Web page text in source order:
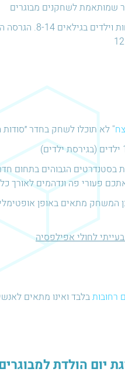
שמותאמת לשחקנים מבוגרים
" - גרסה מיוחדת שמותאמת
" לא תוכלו לשחק בחדר ״סודות
הגבוהים בתחום
פעורי פה ונדהמים לאורך
המשחק מתאים באופן
לחולי אפילפסיה
רחובותבלבד ואינו מתאים
יום הולדת